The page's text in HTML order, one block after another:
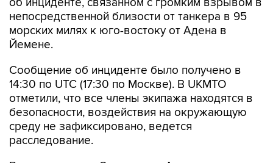
непосредственной близости от танкера в 95
морских милях к юго-востоку от Адена в
Йемене.
Сообщение об инциденте было получено в
14:30 по UTC (17:30 по Москве). В UKMTO
отметили, что все члены экипажа находятся в
безопасности, воздействия на окружающую
среду не зафиксировано, ведется
расследование.